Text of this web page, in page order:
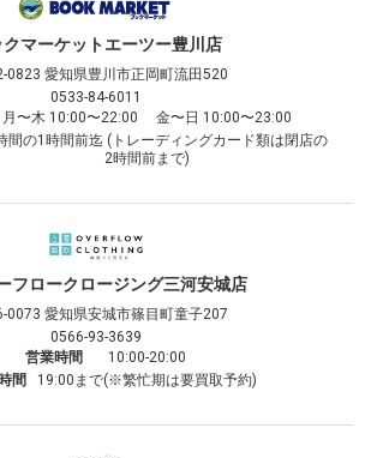
クマーケットエーツー豊川店
0823 愛知県豊川市正岡町流田520
0533-84-6011
月〜木 10:00〜22:00 金〜日 10:00〜23:00
間の1時間前迄 (トレーディングカード類は閉店の
2時間前まで)
フロークロージング三河安城店
0073 愛知県安城市篠目町童子207
0566-93-3639
営業時間
10:00-20:00
間
19:00まで(※繁忙期は要買取予約)